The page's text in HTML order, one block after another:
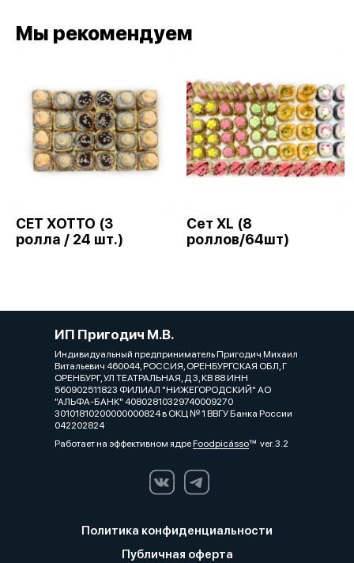
Мы рекомендуем
СЕТ ХОТТО (3
ролла / 24 шт.)
Сет XL (8
роллов/64шт)
ИП Пригодич М.В.
Индивидуальный предприниматель Пригодич Михаил
Витальевич 460044, РОССИЯ, ОРЕНБУРГСКАЯ ОБЛ, Г
ОРЕНБУРГ, УЛ ТЕАТРАЛЬНАЯ, Д 3, КВ 88 ИНН
560902511823 ФИЛИАЛ "НИЖЕГОРОДСКИЙ" АО
"АЛЬФА-БАНК" 40802810329740009270
30101810200000000824 в ОКЦ № 1 ВВГУ Банка России
042202824
Работает на эффективном ядреFoodpicássover. 3.2
Политика конфиденциальности
Публичная оферта